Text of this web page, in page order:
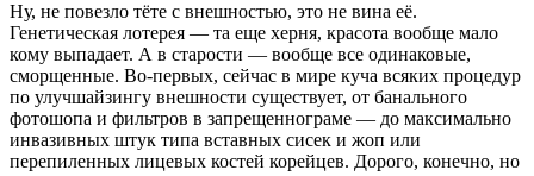
Ну, не повезло тёте с внешностью, это не вина её.
Генетическая лотерея — та еще херня, красота вообще мало
кому выпадает. А в старости — вообще все одинаковые,
сморщенные. Во-первых, сейчас в мире куча всяких процедур
по улучшайзингу внешности существует, от банального
фотошопа и фильтров в запрещеннограме — до максимально
инвазивных штук типа вставных сисек и жоп или
перепиленных лицевых костей корейцев. Дорого, конечно, но